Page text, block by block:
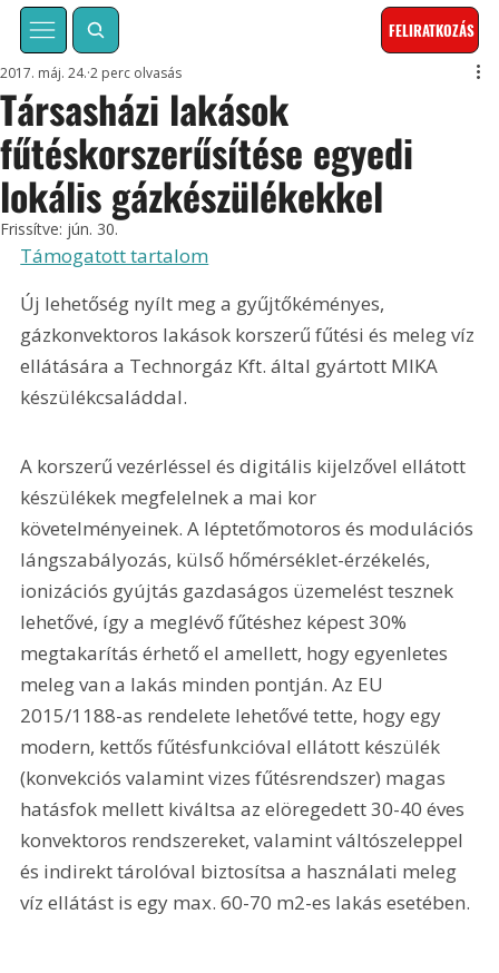
FELIRATKOZÁS
Társasházi lakások
fűtéskorszerűsítése egyedi
lokális gázkészülékekkel
2017. máj. 24. 2 perc olvasás
Frissítve: jún. 30.
Támogatott tartalom
Új lehetőség nyílt meg a gyűjtőkéményes,
gázkonvektoros lakások korszerű fűtési és meleg víz
ellátására a Technorgáz Kft. által gyártott MIKA
készülékcsaláddal.
A korszerű vezérléssel és digitális kijelzővel ellátott
készülékek megfelelnek a mai kor
követelményeinek. A léptetőmotoros és modulációs
lángszabályozás, külső hőmérséklet-érzékelés,
ionizációs gyújtás gazdaságos üzemelést tesznek
lehetővé, így a meglévő fűtéshez képest 30%
megtakarítás érhető el amellett, hogy egyenletes
meleg van a lakás minden pontján. Az EU
2015/1188-as rendelete lehetővé tette, hogy egy
modern, kettős fűtésfunkcióval ellátott készülék
(konvekciós valamint vizes fűtésrendszer) magas
hatásfok mellett kiváltsa az elöregedett 30-40 éves
konvektoros rendszereket, valamint váltószeleppel
és indirekt tárolóval biztosítsa a használati meleg
víz ellátást is egy max. 60-70 m2-es lakás esetében.